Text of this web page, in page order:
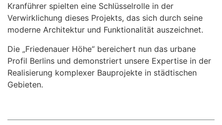
Kranführer spielten eine Schlüsselrolle in der
Verwirklichung dieses Projekts, das sich durch seine
moderne Architektur und Funktionalität auszeichnet.
Die „Friedenauer Höhe“ bereichert nun das urbane
Profil Berlins und demonstriert unsere Expertise in der
Realisierung komplexer Bauprojekte in städtischen
Gebieten.